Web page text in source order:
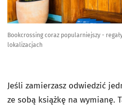
Bookcrossing coraz popularniejszy -
lokalizacjach
Jeśli zamierzasz odwiedzić
ze sobą książkę na wymianę.